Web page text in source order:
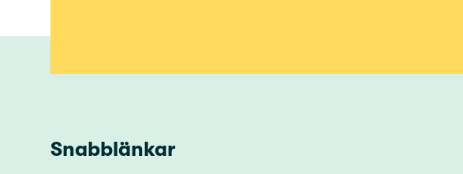
Snabblänkar